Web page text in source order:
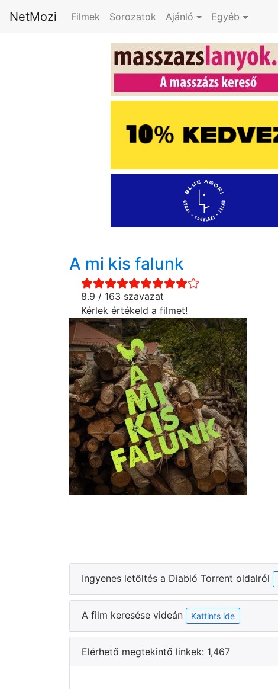
NetMozi Filmek Sorozatok Ajánló Egyéb
A mi kis falunk
8.9 / 163 szavazat
Kérlek értékeld a filmet!
Ingyenes letöltés a Diabló Torrent oldalról
A film keresése videán Kattints ide
Elérhető megtekintő linkek: 1,467